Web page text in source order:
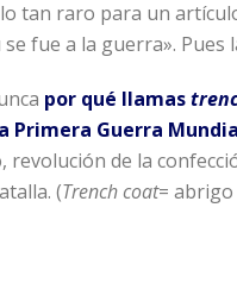
tan raro para un
fue a la guerra».
por qué llamas
Primera Guerra
revolución de la
(Trench coat=